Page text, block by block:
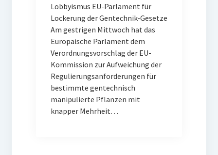
Lobbyismus EU-Parlament für
Lockerung der Gentechnik-Gesetze
Am gestrigen Mittwoch hat das
Europäische Parlament dem
Verordnungsvorschlag der EU-
Kommission zur Aufweichung der
Regulierungsanforderungen für
bestimmte gentechnisch
manipulierte Pflanzen mit
knapper Mehrheit…